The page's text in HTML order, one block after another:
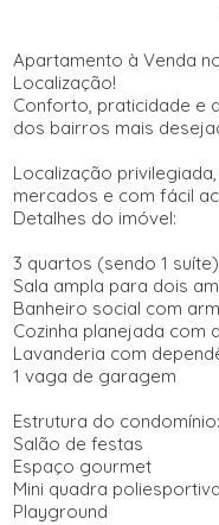
Apartamento à Venda
Localização!
Conforto, praticidade e
dos bairros mais
Localização
mercados e com fácil
Detalhes do imóvel:
3 quartos (sendo 1 suíte)
Sala ampla para dois
Banheiro social com
Cozinha planejada com
Lavanderia com
1 vaga de garagem
Estrutura do condomínio:
Salão de festas
Espaço gourmet
Mini quadra poliesportiva
Playground